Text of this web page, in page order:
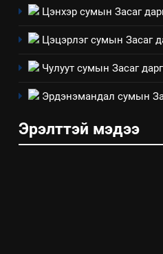
ИЛ ТОД
8
эрүүл
ИЛ ТОД
Цэнхэр сумын Засаг
Цэцэрлэг сумын Засаг
Чулуут сумын Засаг
Эрдэнэмандал сумын
Эрэлттэй мэдээ